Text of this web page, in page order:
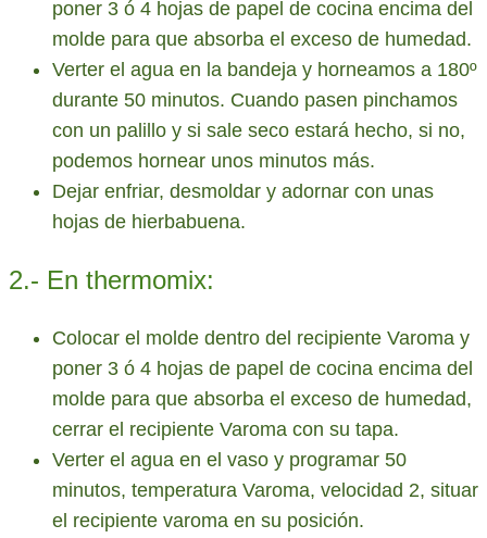
poner 3 ó 4 hojas de papel de cocina encima del
molde para que absorba el exceso de humedad.
Verter el agua en la bandeja y horneamos a 180º
durante 50 minutos. Cuando pasen pinchamos
con un palillo y si sale seco estará hecho, si no,
podemos hornear unos minutos más.
Dejar enfriar, desmoldar y adornar con unas
hojas de hierbabuena.
2.- En thermomix:
Colocar el molde dentro del recipiente Varoma y
poner 3 ó 4 hojas de papel de cocina encima del
molde para que absorba el exceso de humedad,
cerrar el recipiente Varoma con su tapa.
Verter el agua en el vaso y programar 50
minutos, temperatura Varoma, velocidad 2, situar
el recipiente varoma en su posición.